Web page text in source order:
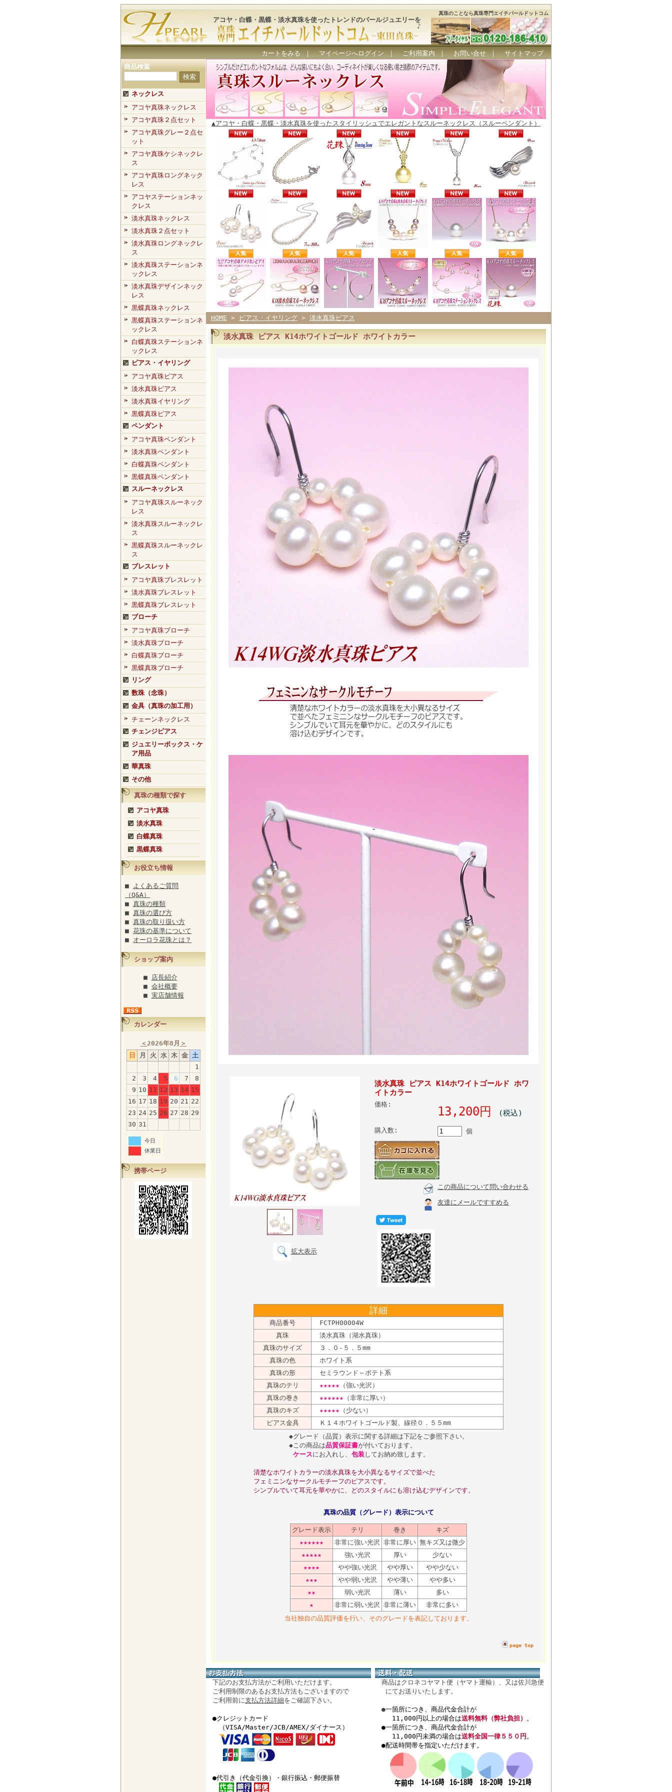
真珠のことなら真珠専門エイチパールドットコム
アコヤ・白蝶・黒蝶・淡水真珠を使ったトレンドのパールジュエリーを
♪
カートをみる｜ マイページへログイン｜ ご利用案内｜ お問い合せ｜ サイトマップ
商品検索
ネックレス
アコヤ真珠ネックレス
アコヤ真珠２点セット
アコヤ真珠グレー２点セ
ット
アコヤ真珠ケシネックレ
ス
アコヤ真珠ロングネック
レス
アコヤステーションネッ
クレス
淡水真珠ネックレス
淡水真珠２点セット
淡水真珠ロングネックレ
ス
淡水真珠ステーションネ
ックレス
淡水真珠デザインネック
レス
黒蝶真珠ネックレス
黒蝶真珠ステーションネ
ックレス
白蝶真珠ステーションネ
ックレス
ピアス・イヤリング
アコヤ真珠ピアス
淡水真珠ピアス
淡水真珠イヤリング
黒蝶真珠ピアス
ペンダント
アコヤ真珠ペンダント
淡水真珠ペンダント
白蝶真珠ペンダント
黒蝶真珠ペンダント
スルーネックレス
アコヤ真珠スルーネック
レス
淡水真珠スルーネックレ
ス
黒蝶真珠スルーネックレ
ス
ブレスレット
アコヤ真珠ブレスレット
淡水真珠ブレスレット
黒蝶真珠ブレスレット
ブローチ
アコヤ真珠ブローチ
淡水真珠ブローチ
白蝶真珠ブローチ
黒蝶真珠ブローチ
リング
数珠（念珠）
金具（真珠の加工用）
チェーンネックレス
チェンジピアス
ジュエリーボックス・ケ
ア用品
華真珠
その他
真珠の種類で探す
アコヤ真珠
淡水真珠
白蝶真珠
黒蝶真珠
お役立ち情報
■ よくあるご質問
（Q&A）
■ 真珠の種類
■ 真珠の選び方
■ 真珠の取り扱い方
■ 花珠の基準について
■ オーロラ花珠とは？
ショップ案内
■ 店長紹介
■ 会社概要
■ 実店舗情報
カレンダー
＜2026年8月 ＞
日
月 火 水 木 金 土
1
2
3 4 5 6 7
8
9 10 11 12 13 14 15
16 17 18 19 20 21 22
23 24 25 26 27 28 29
30 31
今日
休業日
携帯ページ
▲アコヤ・白蝶・黒蝶・淡水真珠を使ったスタイリッシュでエレガントなスルーネックレス（スルーペンダント）
HOME > ピアス・イヤリング > 淡水真珠ピアス
淡水真珠 ピアス K14ホワイトゴールド ホワイトカラー
拡大表示
淡水真珠 ピアス K14ホワイトゴールド ホワ
イトカラー
価格:
13,200円 (税込)
購入数: 個
この商品について問い合わせる
友達にメールですすめる
詳細
商品番号
FCTPH00004W
真珠
淡水真珠（湖水真珠）
真珠のサイズ
３．０-５．５mm
真珠の色
ホワイト系
真珠の形
セミラウンド～ポテト系
真珠のテリ
★★★★★ （強い光沢）
真珠の巻き
★★★★★★ （非常に厚い）
真珠のキズ
★★★★★ （少ない）
ピアス金具
Ｋ１４ホワイトゴールド製、線径０．５５mm
◆グレード（品質）表示に関する詳細は下記をご参照下さい。
◆この商品は品質保証書が付いております。
ケースにお入れし、 包装してお納め致します。
清楚なホワイトカラーの淡水真珠を大小異なるサイズで並べた
フェミニンなサークルモチーフのピアスです。
シンプルでいて耳元を華やかに、どのスタイルにも溶け込むデザインです。
真珠の品質（グレード）表示について
グレード表示 テリ 巻き
キズ
★★★★★★
非常に強い光沢 非常に厚い 無キズ又は微少
★★★★★
強い光沢 厚い
少ない
★★★★
やや強い光沢 やや厚い
やや少ない
★★★
やや弱い光沢 やや薄い
やや多い
★★
弱い光沢 薄い
多い
★
非常に弱い光沢 非常に薄い
非常に多い
当社独自の品質評価を行い、そのグレードを表記しております。
page top
下記のお支払方法がご利用いただけます。
ご利用制限のあるお支払方法もございますので
ご利用前に支払方法詳細をご確認下さい。
●クレジットカード
（VISA/Master/JCB/AMEX/ダイナース）
●代引き（代金引換）・銀行振込・郵便振替
商品はクロネコヤマト便（ヤマト運輸）、又は佐川急便
にてお送りいたします。
●一箇所につき、商品代金合計が
11,000円以上の場合は送料無料（弊社負担） 。
●一箇所につき、商品代金合計が
11,000円未満の場合は送料全国一律５５０円 。
●配送時間帯を指定いただけます。